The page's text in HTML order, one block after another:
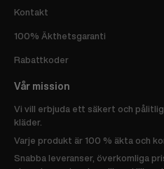
Kontakt
100% Äkthetsgaranti
Rabattkoder
Vår mission
Vi vill erbjuda ett säkert och
kläder.
Varje produkt är 100 % äkta och
Snabba leveranser, överkomliga